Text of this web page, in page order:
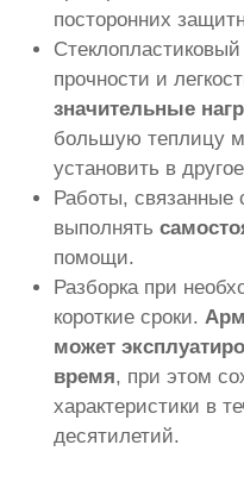
посторонних
прочности и
значительные
большую теплицу
установить в
Работы, связанные
выполнять
помощи.
Разборка при
короткие сроки.
может
время, при этом
характеристики в
десятилетий.